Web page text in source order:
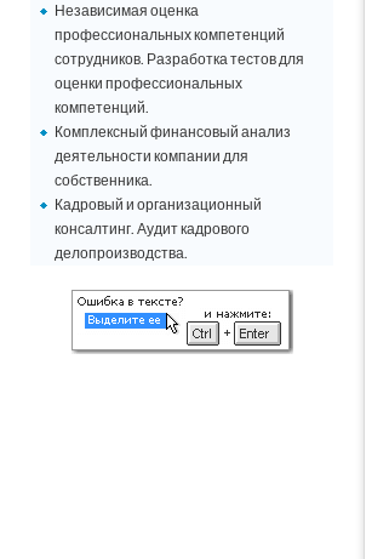
Независимая оценка
профессиональных компетенций
сотрудников. Разработка тестов для
оценки профессиональных
компетенций.
Комплексный финансовый анализ
деятельности компании для
собственника.
Кадровый и организационный
консалтинг. Аудит кадрового
делопроизводства.